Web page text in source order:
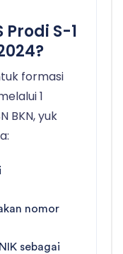
S-1
formasi
1
BKN, yuk
nomor
sebagai